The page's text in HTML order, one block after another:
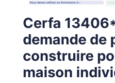
Cerfa
demande de
construire
maison